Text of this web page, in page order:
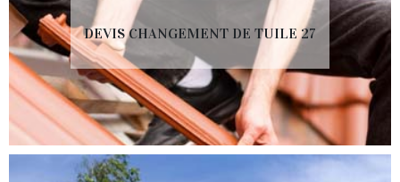
DEVIS CHANGEMENT DE TUILE 27